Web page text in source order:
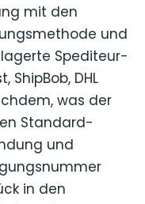
mit den
und
Spediteur-
ShipBob, DHL
was der
Standard-
und
in den